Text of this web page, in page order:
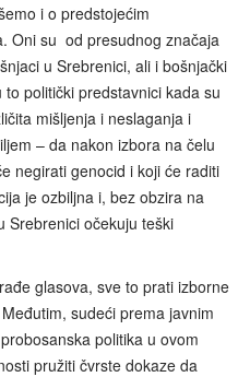
i o predstojećim
Oni su od presudnog značaja
u Srebrenici, ali i bošnjački
politički predstavnici kada su
mišljenja i neslaganja i
– da nakon izbora na čelu
negirati genocid i koji će raditi
je ozbiljna i, bez obzira na
Srebrenici očekuju teški
glasova, sve to prati izborne
sudeći prema javnim
politika u ovom
pružiti čvrste dokaze da